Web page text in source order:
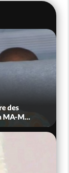
des
MA-M...